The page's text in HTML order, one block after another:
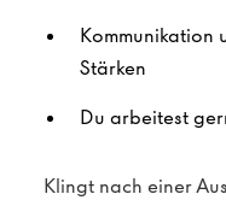
Kommunikation
Stärken
Du arbeitest
Klingt nach einer